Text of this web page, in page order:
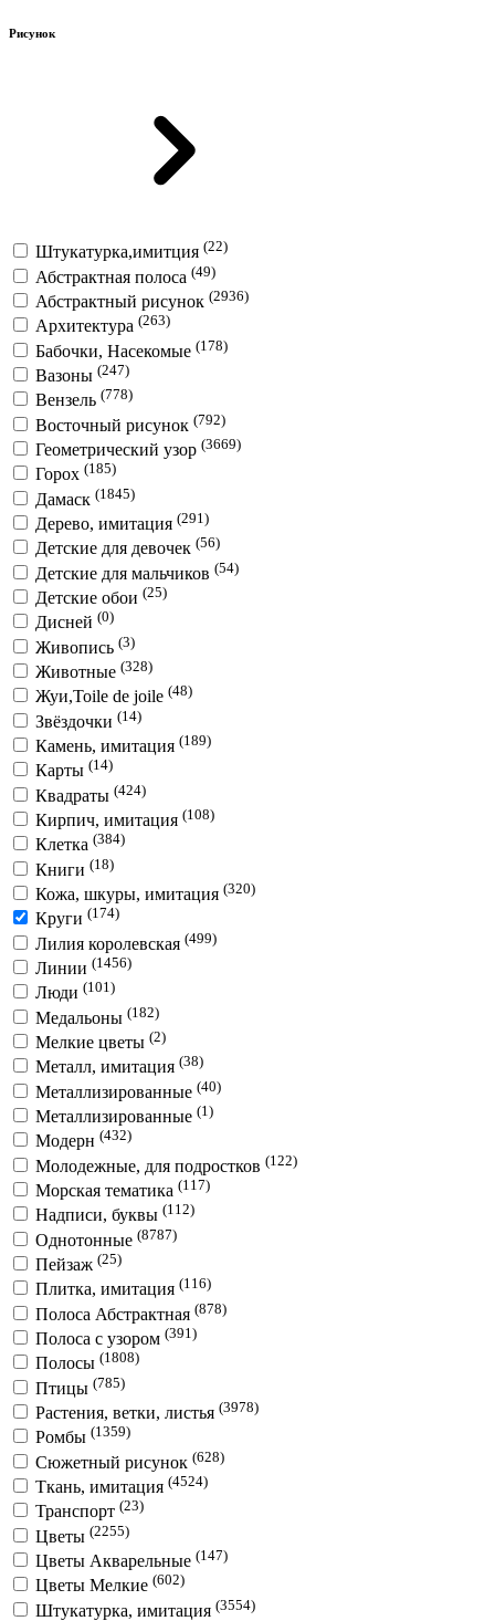
Рисунок
Штукатурка,имитция (22)
Абстрактная полоса (49)
Абстрактный рисунок (2936)
Архитектура (263)
Бабочки, Насекомые (178)
Вазоны (247)
Вензель (778)
Восточный рисунок (792)
Геометрический узор (3669)
Горох (185)
Дамаск (1845)
Дерево, имитация (291)
Детские для девочек (56)
Детские для мальчиков (54)
Детские обои (25)
Дисней (0)
Живопись (3)
Животные (328)
Жуи,Toile de joile (48)
Звёздочки (14)
Камень, имитация (189)
Карты (14)
Квадраты (424)
Кирпич, имитация (108)
Клетка (384)
Книги (18)
Кожа, шкуры, имитация (320)
Круги (174)
Лилия королевская (499)
Линии (1456)
Люди (101)
Медальоны (182)
Мелкие цветы (2)
Металл, имитация (38)
Металлизированные (40)
Металлизированные (1)
Модерн (432)
Молодежные, для подростков (122)
Морская тематика (117)
Надписи, буквы (112)
Однотонные (8787)
Пейзаж (25)
Плитка, имитация (116)
Полоса Абстрактная (878)
Полоса с узором (391)
Полосы (1808)
Птицы (785)
Растения, ветки, листья (3978)
Ромбы (1359)
Сюжетный рисунок (628)
Ткань, имитация (4524)
Транспорт (23)
Цветы (2255)
Цветы Акварельные (147)
Цветы Мелкие (602)
Штукатурка, имитация (3554)